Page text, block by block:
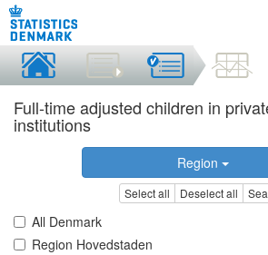
Full-time adjusted children in
institutions
Region
Select all Deselect all
All Denmark
Region Hovedstaden